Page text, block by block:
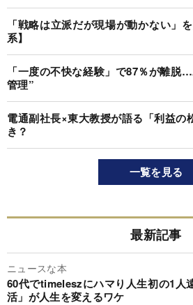
「戦略は立派だが現場が動かない」
系】
「一度の不快な経験」で87％が離
管理”
電通副社長×東大教授が語る「利益の
き？
一覧を見る
最新記事
ニュースな本
60代でtimeleszにハマり人生初の1人
活」が人生を変えるワケ